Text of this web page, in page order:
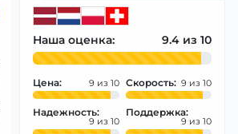
Наша оценка: 9.4
Цена: 9 Скорость: 9
Надежность:
9
Поддержка:
9